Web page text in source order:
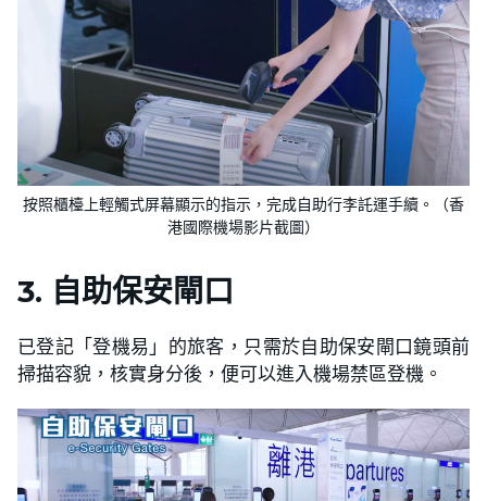
按照櫃檯上輕觸式屏幕顯示的指示，完成自助行李託運手續。（​​香
港國際機場影片截圖）
3. 自助保安閘口
已登記「登機易」的旅客，只需於自助保安閘口鏡頭前
掃描容貌，核實身分後，便可以進入機場禁區登機。